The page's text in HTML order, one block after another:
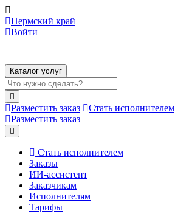
Пермский край
Войти
Каталог услуг
Разместить заказ
Стать исполнителем
Разместить заказ
Стать исполнителем
Заказы
ИИ-ассистент
Заказчикам
Исполнителям
Тарифы